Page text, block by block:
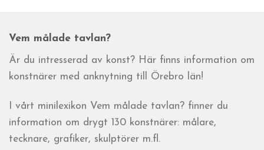
Vem målade tavlan?
Är du intresserad av konst? Här finns information om
konstnärer med anknytning till Örebro län!
I vårt minilexikon Vem målade tavlan? finner du
information om drygt 130 konstnärer: målare,
tecknare, grafiker, skulptörer m.fl.